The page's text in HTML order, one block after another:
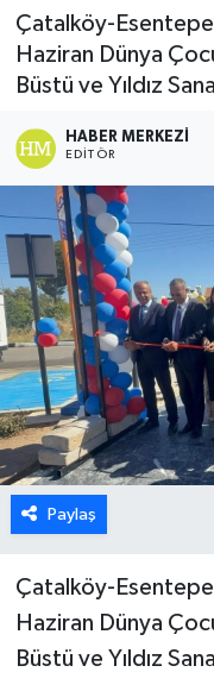
Çatalköy-Esentepe
Haziran Dünya
Büstü ve Yıldız
HABER MERKEZI
EDITÖR
Paylaş
Çatalköy-Esentepe
Haziran Dünya
Büstü ve Yıldız
EĞİTİM
EKONOMİ
ENGLISH
ESENTEPE
GAZİMAĞUSA
GİRNE
GÜNDEM
GÜNEY KIBRIS
İÇ HABERLER
KÜLTÜR SANAT
Haber Arşivi